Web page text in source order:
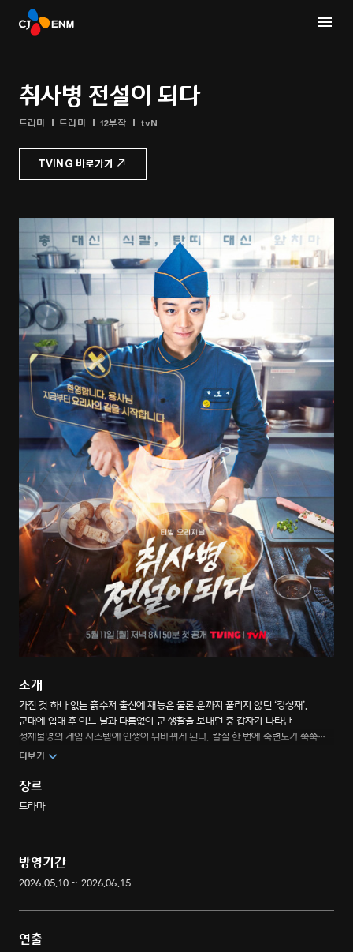
취사병 전설이 되다
드라마 드라마 12부작 tvN
TVING 바로가기
소개
가진 것 하나 없는 흙수저 출신에 재능은 물론 운까지 풀리지 않던 ‘강성재’.
군대에 입대 후 여느 날과 다름없이 군 생활을 보내던 중 갑자기 나타난
정체불명의 게임 시스템에 인생이 뒤바뀌게 된다. 칼질 한 번에 숙련도가 쑥쑥
오르고, 레시피 전수에 등급 보상까지 이어지면서, 맛없던 식단들이 미슐랭 급
취사병’이 되는 밀리터리 쿡방 판타지 드라마.
더보기
장르
드라마
방영기간
2026.05.10 ~ 2026.06.15
연출